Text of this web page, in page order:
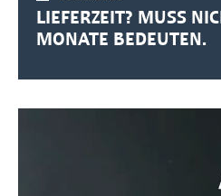
LIEFERZEIT? MUSS
MONATE BEDEUTEN.